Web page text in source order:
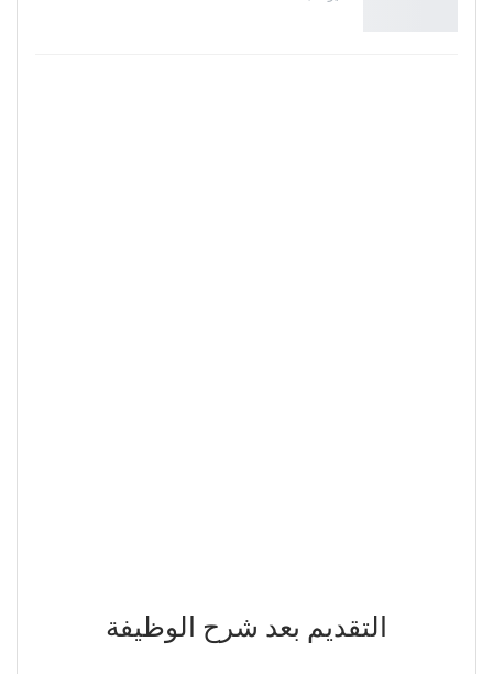
التقديم بعد شرح الوظيفة